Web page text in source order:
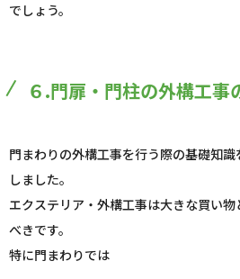
でしょう。
６.門扉・門柱の外構工事
門まわりの外構工事を行う際の基礎知
しました。
エクステリア・外構工事は大きな買い
べきです。
特に門まわりでは